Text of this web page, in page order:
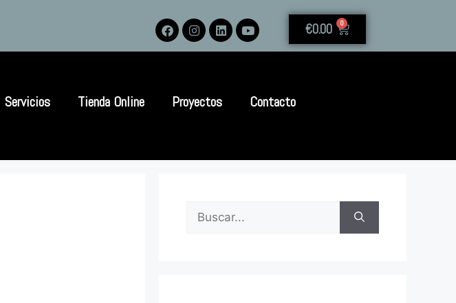
€0.00 0
Servicios Tienda Online Proyectos Contacto